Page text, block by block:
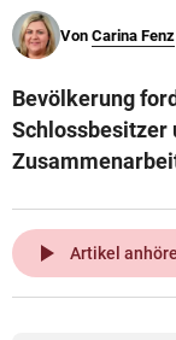
© Krone
Von Carina Fenz
Bevölkerung
Schlossbesitzer
play_arrow Artikel